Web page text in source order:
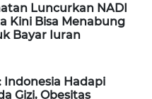
Luncurkan NADI
Kini Bisa Menabung
Bayar Iuran
Indonesia Hadapi
Gizi, Obesitas